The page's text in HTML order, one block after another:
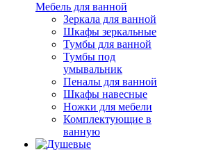
Мебель для ванной
Зеркала для ванной
Шкафы зеркальные
Тумбы для ванной
Тумбы под
умывальник
Пеналы для ванной
Шкафы навесные
Ножки для мебели
Комплектующие в
ванную